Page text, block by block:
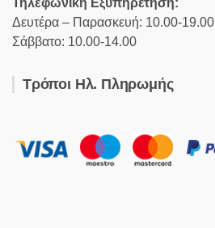
Τηλεφωνική Εξυπηρέτηση:
Δευτέρα – Παρασκευή: 10.00-19.00
Σάββατο: 10.00-14.00
Τρόποι Ηλ. Πληρωμής